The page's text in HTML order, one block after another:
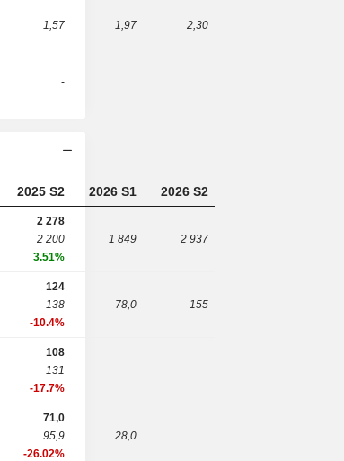
1,57 1,97 2,30
-
2025 S2 2026 S1 2026 S2
2 278
2 200
3.51%
1 849 2 937
124
138
-10.4%
78,0 155
108
131
-17.7%
71,0
95,9
-26.02%
28,0